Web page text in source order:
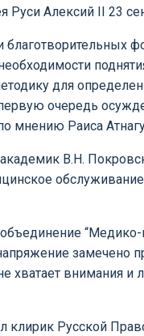
Алексий II 23
для
очередь
мнению Раиса
В.Н.
замечено
хватает внимания
клирик Русской